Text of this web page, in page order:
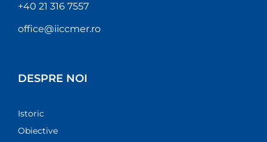
+40 21 316 7557
office@iiccmer.ro
DESPRE NOI
Istoric
Obiective